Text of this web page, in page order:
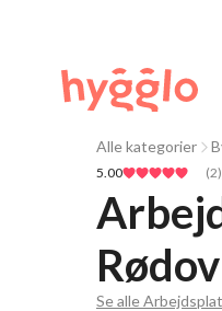
Alle kategorier
5.00 (2)
Se alle